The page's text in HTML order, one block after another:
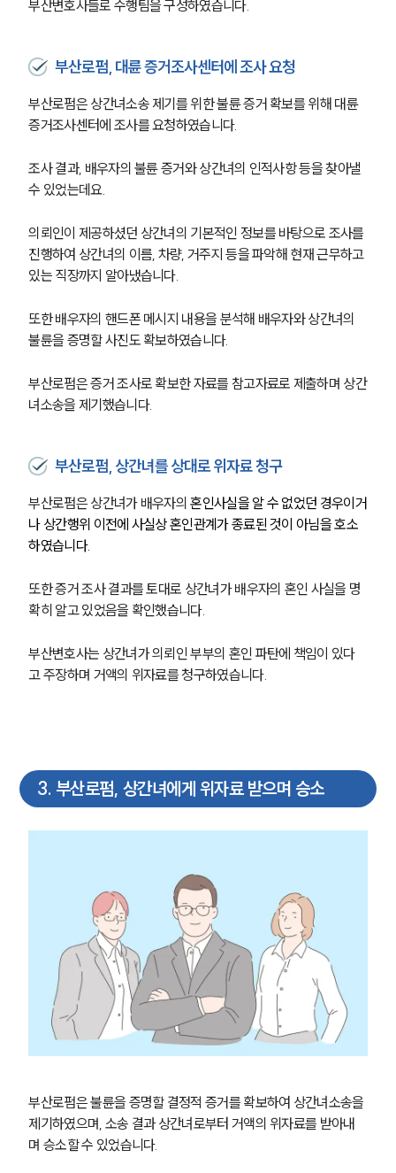
부산변호사들로 수행팀을 구성하였습니다.
부산로펌, 대륜 증거조사센터에 조사 요청
부산로펌은 상간녀소송 제기를 위한 불륜 증거 확보를 위해 대륜
증거조사센터에 조사를 요청하였습니다.
조사 결과, 배우자의 불륜 증거와 상간녀의 인적사항 등을 찾아낼
수 있었는데요.
의뢰인이 제공하셨던 상간녀의 기본적인 정보를 바탕으로 조사를
진행하여 상간녀의 이름, 차량, 거주지 등을 파악해 현재 근무하고
있는 직장까지 알아냈습니다.
또한 배우자의 핸드폰 메시지 내용을 분석해 배우자와 상간녀의
불륜을 증명할 사진도 확보하였습니다.
부산로펌은 증거 조사로 확보한 자료를 참고자료로 제출하며 상간
녀소송을 제기했습니다.
부산로펌, 상간녀를 상대로 위자료 청구
부산로펌은 상간녀가 배우자의 혼인사실을 알 수 없었던 경우이거
나 상간행위 이전에 사실상 혼인관계가 종료된 것이 아님을 호소
하였습니다.
또한 증거 조사 결과를 토대로 상간녀가 배우자의 혼인 사실을 명
확히 알고 있었음을 확인했습니다.
부산변호사는 상간녀가 의뢰인 부부의 혼인 파탄에 책임이 있다
고 주장하며 거액의 위자료를 청구하였습니다.
3. 부산로펌, 상간녀에게 위자료 받으며 승소
부산로펌은 불륜을 증명할 결정적 증거를 확보하여 상간녀소송을
제기하였으며, 소송 결과 상간녀로부터 거액의 위자료를 받아내
며 승소할 수 있었습니다.